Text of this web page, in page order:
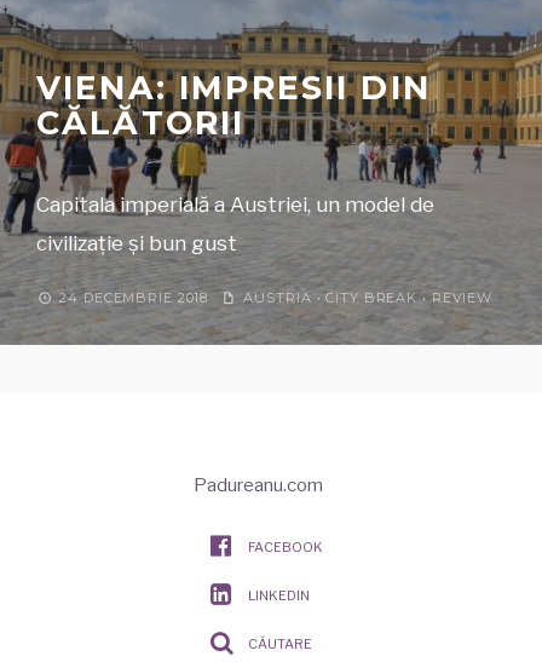
VIENA: IMPRESII DIN
CĂLĂTORII
Capitala imperială a Austriei, un model de
civilizație și bun gust
24 DECEMBRIE 2018 AUSTRIA •CITY BREAK• REVIEW
Padureanu.com
FACEBOOK
LINKEDIN
CĂUTARE